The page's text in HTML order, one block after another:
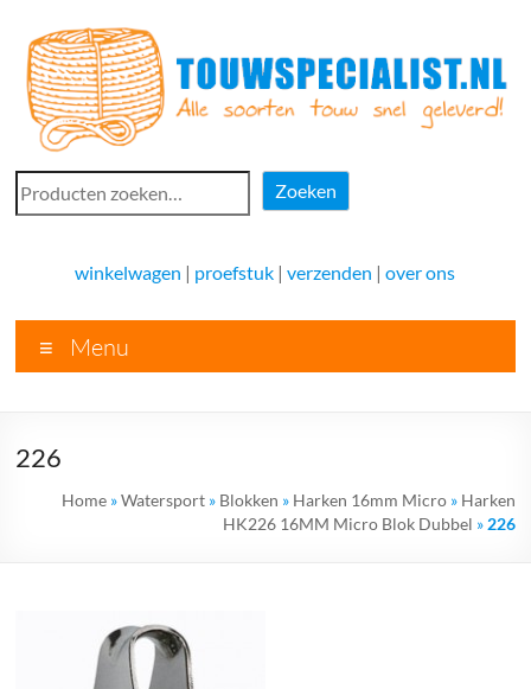
naar
inhoud
Touwspecialist.nl
voor
vele
soorten
goed
advies!
Zoeken
Zoeken
winkelwagen | proefstuk |verzenden |over ons
Menu
226
Home»Watersport» Blokken » Harken 16mm Micro» Harken
HK226 16MM Micro Blok Dubbel » 226